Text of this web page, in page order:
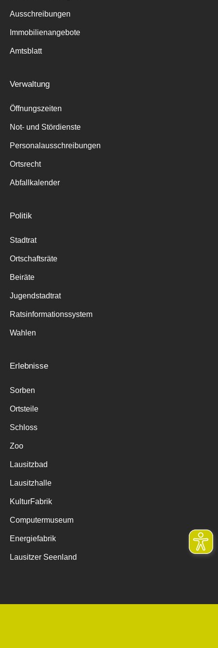
Ausschreibungen
Immobilienangebote
Amtsblatt
Verwaltung
Öffnungszeiten
Not- und Stördienste
Personalausschreibungen
Ortsrecht
Abfallkalender
Politik
Stadtrat
Ortschaftsräte
Beiräte
Jugendstadtrat
Ratsinformationssystem
Wahlen
Erlebnisse
Sorben
Ortsteile
Schloss
Zoo
Lausitzbad
Lausitzhalle
KulturFabrik
Computermuseum
Energiefabrik
Lausitzer Seenland